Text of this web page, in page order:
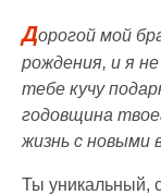
Дорогой мой
рождения, и я
тебе кучу
годовщина
жизнь с новыми
Ты уникальный,